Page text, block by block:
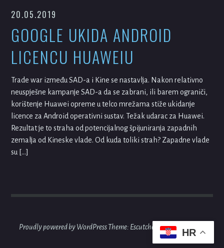
20.05.2019
GOOGLE UKIDA ANDROID
LICENCU HUAWEIU
Trade war između SAD-a i Kine se nastavlja. Nakon relativno
neuspješne kampanje SAD-a da se zabrani, ili barem ograniči,
korištenje Huawei opreme u telco mrežama stiže ukidanje
licence za Android operativni sustav. Težak udarac za Huawei.
Rezultat je to straha od potencijalnog špijuniranja zapadnih
zemalja od Kineske vlade. Od kuda toliki strah? Zapadne vlade
su […]
Proudly powered by WordPressTheme: Escutcheon byAutomattic
HR